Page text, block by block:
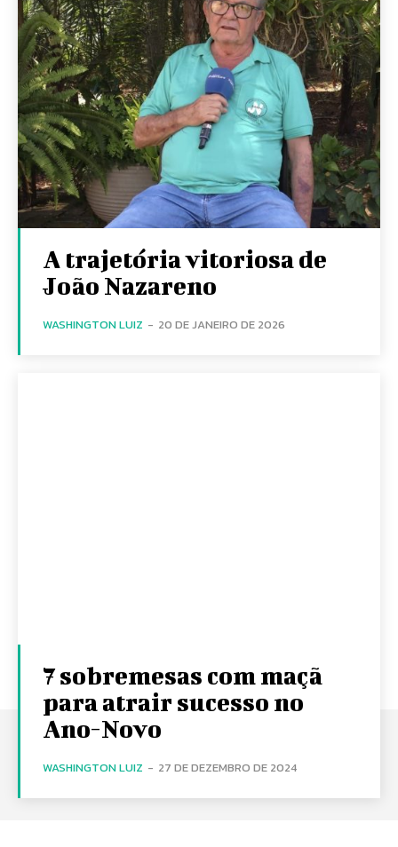
A trajetória vitoriosa de
João Nazareno
WASHINGTON LUIZ - 20 DE JANEIRO DE 2026
7 sobremesas com maçã
para atrair sucesso no
Ano-Novo
WASHINGTON LUIZ - 27 DE DEZEMBRO DE 2024